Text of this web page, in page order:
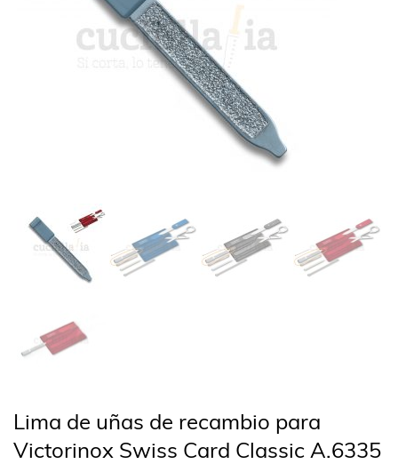
Lima de uñas de recambio para
Victorinox Swiss Card Classic A.6335